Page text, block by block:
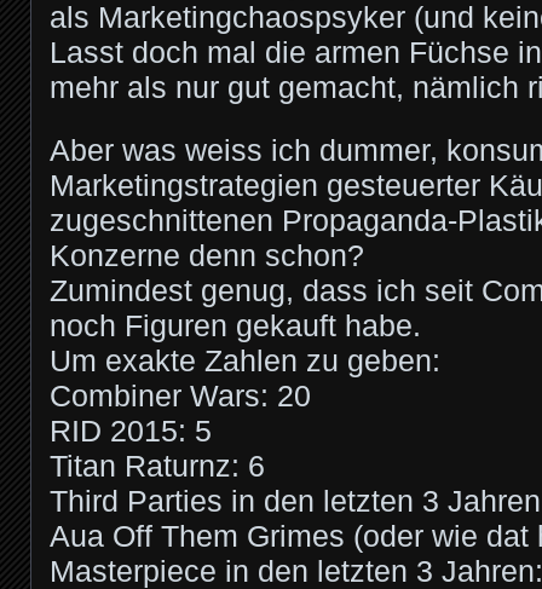
als Marketingchaospsyker (und
Lasst doch mal die armen Füchse
mehr als nur gut gemacht, nämlich
Aber was weiss ich dummer,
Marketingstrategien gesteuerter
zugeschnittenen Propaganda-
Konzerne denn schon?
Zumindest genug, dass ich seit
noch Figuren gekauft habe.
Um exakte Zahlen zu geben:
Combiner Wars: 20
RID 2015: 5
Titan Raturnz: 6
Third Parties in den letzten 3
Aua Off Them Grimes (oder wie dat
Masterpiece in den letzten 3